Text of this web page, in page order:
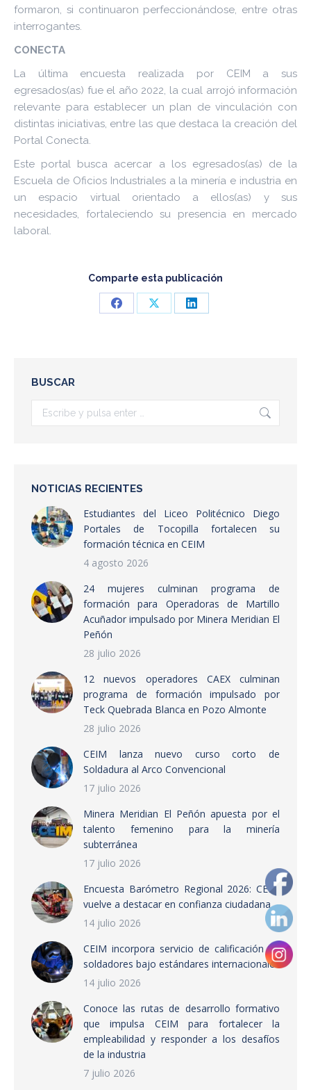
formaron, si continuaron perfeccionándose, entre otras
interrogantes.
CONECTA
La última encuesta realizada por CEIM a sus
egresados(as) fue el año 2022, la cual arrojó información
relevante para establecer un plan de vinculación con
distintas iniciativas, entre las que destaca la creación del
Portal Conecta.
Este portal busca acercar a los egresados(as) de la
Escuela de Oficios Industriales a la minería e industria en
un espacio virtual orientado a ellos(as) y sus
necesidades, fortaleciendo su presencia en mercado
laboral.
Comparte esta publicación
Share
Share
Share
BUSCAR
Buscar:
NOTICIAS RECIENTES
Estudiantes del Liceo Politécnico Diego
Portales de Tocopilla fortalecen su
formación técnica en CEIM
4 agosto 2026
24 mujeres culminan programa de
formación para Operadoras de Martillo
Acuñador impulsado por Minera Meridian El
Peñón
28 julio 2026
12 nuevos operadores CAEX culminan
programa de formación impulsado por
Teck Quebrada Blanca en Pozo Almonte
28 julio 2026
CEIM lanza nuevo curso corto de
Soldadura al Arco Convencional
17 julio 2026
Minera Meridian El Peñón apuesta por el
talento femenino para la minería
subterránea
17 julio 2026
Encuesta Barómetro Regional 2026: CEIM
vuelve a destacar en confianza ciudadana
14 julio 2026
CEIM incorpora servicio de calificación de
soldadores bajo estándares internacionales
14 julio 2026
Conoce las rutas de desarrollo formativo
que impulsa CEIM para fortalecer la
empleabilidad y responder a los desafíos
de la industria
7 julio 2026